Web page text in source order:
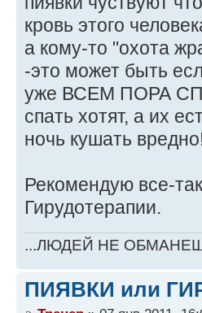
кровь этого
а кому-то "охота
-это может быть
уже ВСЕМ ПОРА
спать хотят, а их
ночь кушать
Рекомендую все-
Гирудотерапии.
...ЛЮДЕЙ НЕ
ПИЯВКИ или